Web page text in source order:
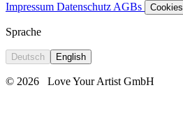
Impressum Datenschutz AGBs Cookies
Sprache
Deutsch English
© 2026 Love Your Artist GmbH